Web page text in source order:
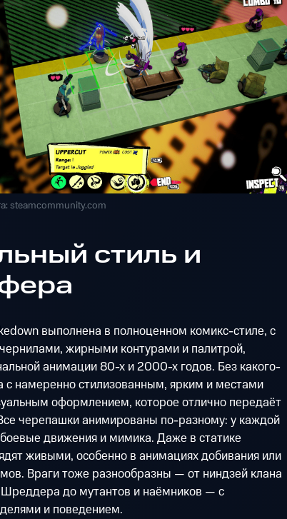
steamcommunity.com
стиль и
выполнена в полноценном комикс-стиле, с
жирными контурами и палитрой,
анимации 80-х и 2000-х годов. Без какого-
с намеренно стилизованным, ярким и местами
оформлением, которое отлично передаёт
черепашки анимированы по-разному: у каждой
движения и мимика. Даже в статике
живыми, особенно в анимациях добивания или
Враги тоже разнообразны — от ниндзей клана
Шреддера до мутантов и наёмников — с
и поведением.